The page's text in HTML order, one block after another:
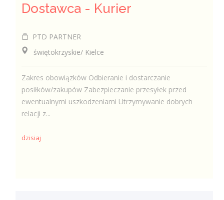
Dostawca - Kurier
PTD PARTNER
świętokrzyskie/ Kielce
Zakres obowiązków Odbieranie i dostarczanie
posiłków/zakupów Zabezpieczanie przesyłek przed
ewentualnymi uszkodzeniami Utrzymywanie dobrych
relacji z...
dzisiaj